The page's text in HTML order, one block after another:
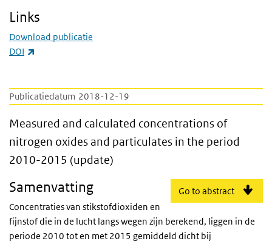
Publicatiedatum 2018-12-19
Measured and calculated concentrations
Measured and calculated concentrations of
nitrogen oxides and particulates in the period
2010-2015 (update)
Go to abstract
Samenvatting
Concentraties van stikstofdioxiden en
fijnstof die in de lucht langs wegen zijn berekend, liggen in de
periode 2010 tot en met 2015 gemiddeld dicht bij
Links
Download publicatie
DOI